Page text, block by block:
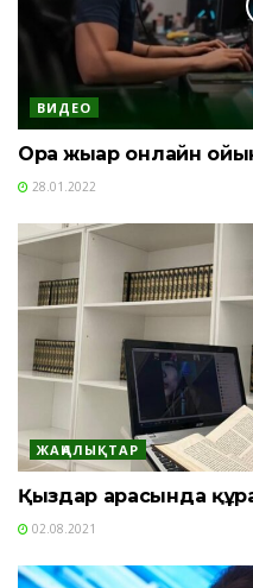
ВИДЕО
Орға жығар онлайн
28.01.2022
ЖАҢАЛЫҚТАР
Қыздар арасында
02.08.2021